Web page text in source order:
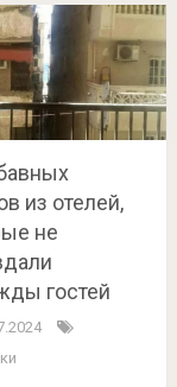
из отелей,
не
гостей